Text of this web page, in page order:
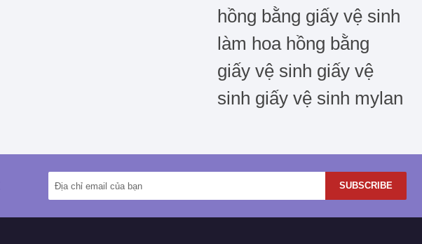
hồng bằng giấy vệ sinh
làm hoa hồng bằng
giấy vệ sinh giấy vệ
sinh giấy vệ sinh mylan
SUBSCRIBE